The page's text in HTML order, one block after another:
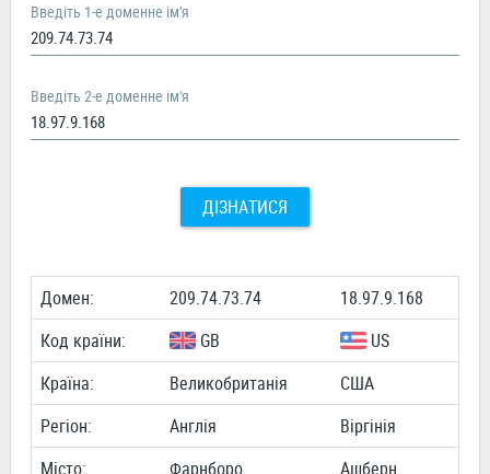
Введіть 1-e доменне ім'я
Введіть 2-e доменне ім'я
ДІЗНАТИСЯ
Домен: 209.74.73.74
18.97.9.168
Код країни:
GB
US
Країна:
Великобританія
США
Регіон:
Англія
Віргінія
Місто:
Фарнборо
Ашберн